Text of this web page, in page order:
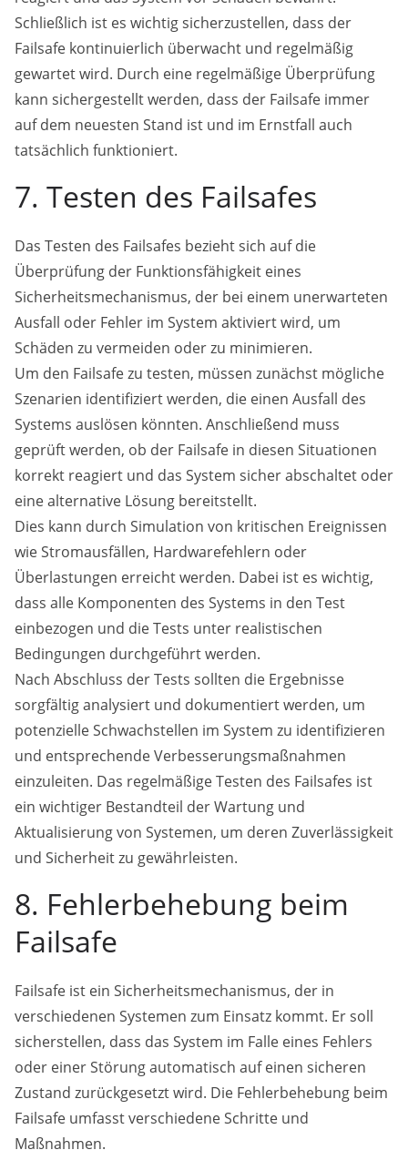
Schließlich ist es wichtig sicherzustellen, dass der
Failsafe kontinuierlich überwacht und regelmäßig
gewartet wird. Durch eine regelmäßige Überprüfung
kann sichergestellt werden, dass der Failsafe immer
auf dem neuesten Stand ist und im Ernstfall auch
tatsächlich funktioniert.
7. Testen des Failsafes
Das Testen des Failsafes bezieht sich auf die
Überprüfung der Funktionsfähigkeit eines
Sicherheitsmechanismus, der bei einem unerwarteten
Ausfall oder Fehler im System aktiviert wird, um
Schäden zu vermeiden oder zu minimieren.
Um den Failsafe zu testen, müssen zunächst mögliche
Szenarien identifiziert werden, die einen Ausfall des
Systems auslösen könnten. Anschließend muss
geprüft werden, ob der Failsafe in diesen Situationen
korrekt reagiert und das System sicher abschaltet oder
eine alternative Lösung bereitstellt.
Dies kann durch Simulation von kritischen Ereignissen
wie Stromausfällen, Hardwarefehlern oder
Überlastungen erreicht werden. Dabei ist es wichtig,
dass alle Komponenten des Systems in den Test
einbezogen und die Tests unter realistischen
Bedingungen durchgeführt werden.
Nach Abschluss der Tests sollten die Ergebnisse
sorgfältig analysiert und dokumentiert werden, um
potenzielle Schwachstellen im System zu identifizieren
und entsprechende Verbesserungsmaßnahmen
einzuleiten. Das regelmäßige Testen des Failsafes ist
ein wichtiger Bestandteil der Wartung und
Aktualisierung von Systemen, um deren Zuverlässigkeit
und Sicherheit zu gewährleisten.
8. Fehlerbehebung beim
Failsafe
Failsafe ist ein Sicherheitsmechanismus, der in
verschiedenen Systemen zum Einsatz kommt. Er soll
sicherstellen, dass das System im Falle eines Fehlers
oder einer Störung automatisch auf einen sicheren
Zustand zurückgesetzt wird. Die Fehlerbehebung beim
Failsafe umfasst verschiedene Schritte und
Maßnahmen.